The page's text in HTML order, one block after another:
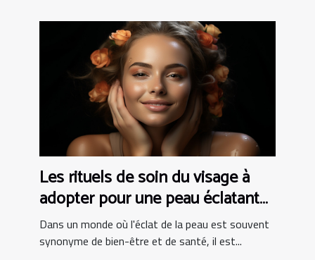
Les rituels de soin du visage à
adopter pour une peau éclatante
à tout âge
Dans un monde où l'éclat de la peau est souvent
synonyme de bien-être et de santé, il est...